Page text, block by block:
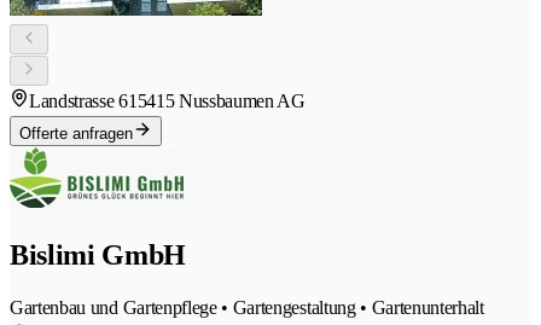
Landstrasse 61 5415 Nussbaumen AG
Offerte anfragen
Bislimi GmbH
Gartenbau und Gartenpflege • Gartengestaltung • Gartenunterhalt